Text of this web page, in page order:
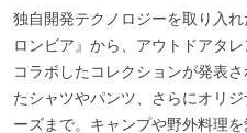
独自開発テクノロジーを取り入
ロンビア』から、アウトドアタ
コラボしたコレクションが発表
たシャツやパンツ、さらにオリ
ーズまで。キャンプや野外料理